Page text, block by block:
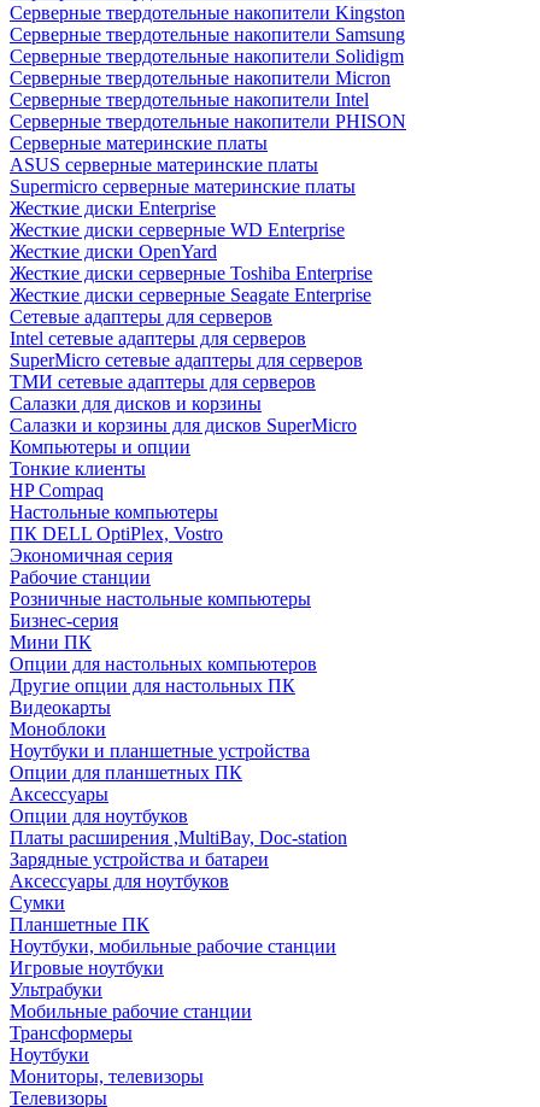
Cерверные твердотельные накопители Kingston
Cерверные твердотельные накопители Samsung
Cерверные твердотельные накопители Solidigm
Cерверные твердотельные накопители Micron
Cерверные твердотельные накопители Intel
Cерверные твердотельные накопители PHISON
Серверные материнские платы
ASUS серверные материнские платы
Supermicro серверные материнские платы
Жесткие диски Enterprise
Жесткие диски серверные WD Enterprise
Жесткие диски OpenYard
Жесткие диски серверные Toshiba Enterprise
Жесткие диски серверные Seagate Enterprise
Сетевые адаптеры для серверов
Intel сетевые адаптеры для серверов
SuperMicro сетевые адаптеры для серверов
ТМИ сетевые адаптеры для серверов
Салазки для дисков и корзины
Салазки и корзины для дисков SuperMicro
Компьютеры и опции
Тонкие клиенты
HP Compaq
Настольные компьютеры
ПК DELL OptiPlex, Vostro
Экономичная серия
Рабочие станции
Розничные настольные компьютеры
Бизнес-серия
Мини ПК
Опции для настольных компьютеров
Другие опции для настольных ПК
Видеокарты
Моноблоки
Ноутбуки и планшетные устройства
Опции для планшетных ПК
Аксессуары
Опции для ноутбуков
Платы расширения ,MultiBay, Doc-station
Зарядные устройства и батареи
Аксессуары для ноутбуков
Сумки
Планшетные ПК
Ноутбуки, мобильные рабочие станции
Игровые ноутбуки
Ультрабуки
Мобильные рабочие станции
Трансформеры
Ноутбуки
Мониторы, телевизоры
Телевизоры